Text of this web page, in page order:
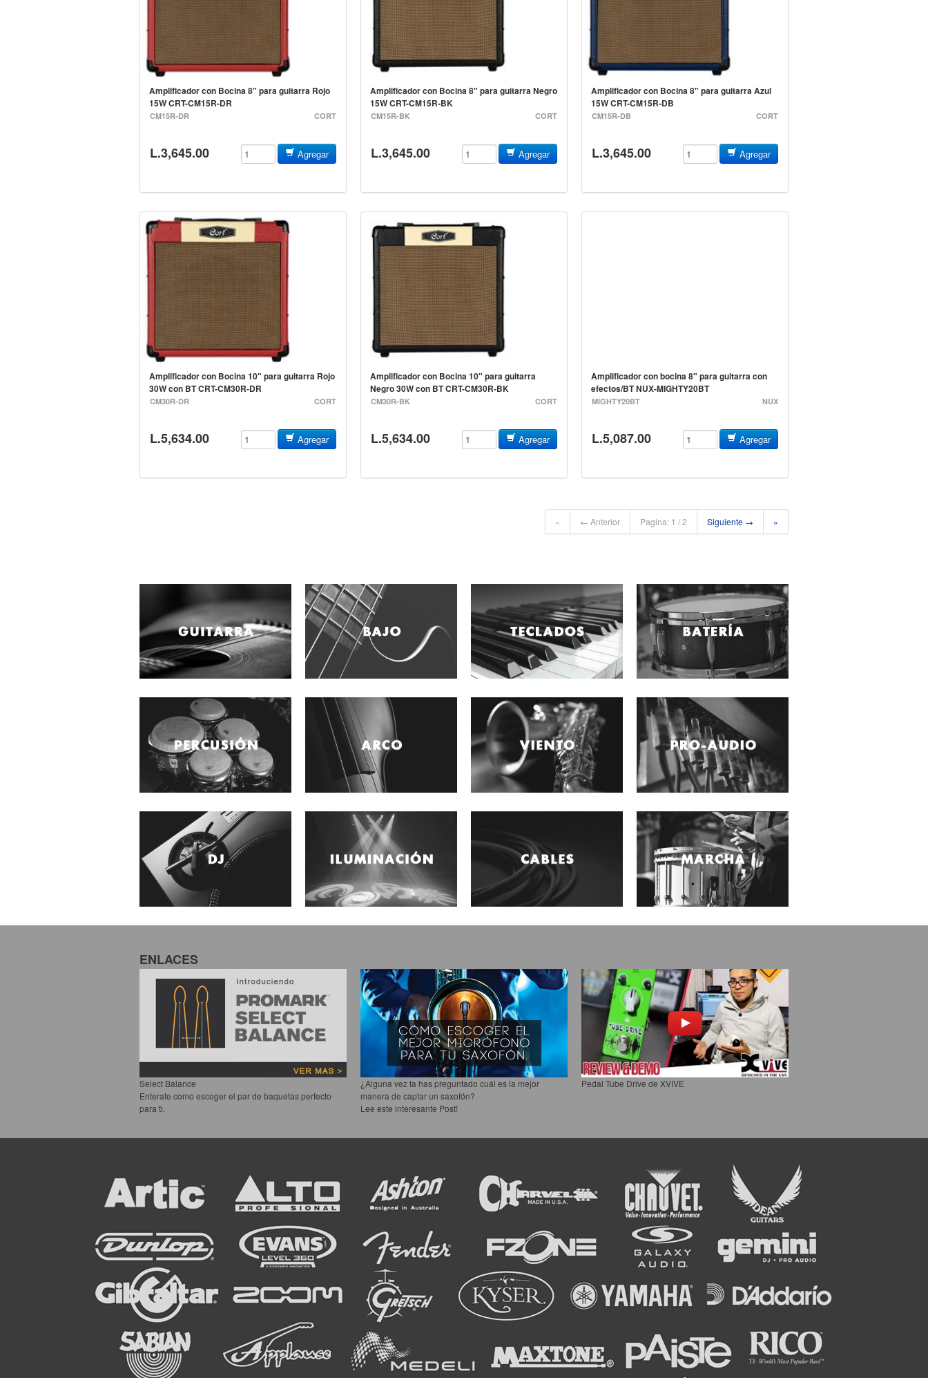
Amplificador con Bocina 8" para guitarra Rojo
15W CRT-CM15R-DR
CM15R-DR CORT
L.3,645.00 Agregar
Amplificador con Bocina 8" para guitarra Negro
15W CRT-CM15R-BK
CM15R-BK CORT
L.3,645.00 Agregar
Amplificador con Bocina 8" para guitarra Azul
15W CRT-CM15R-DB
CM15R-DB CORT
L.3,645.00 Agregar
Amplificador con Bocina 10" para guitarra Rojo
30W con BT CRT-CM30R-DR
CM30R-DR CORT
L.5,634.00 Agregar
Amplificador con Bocina 10" para guitarra
Negro 30W con BT CRT-CM30R-BK
CM30R-BK CORT
L.5,634.00 Agregar
Amplificador con bocina 8" para guitarra con
efectos/BT NUX-MIGHTY20BT
MIGHTY20BT NUX
L.5,087.00 Agregar
« ← Anterior Pagina: 1 / 2 Siguiente → »
ENLACES
Select Balance
Enterate como escoger el par de baquetas perfecto
para ti.
¿Alguna vez ta has preguntado cuál es la mejor
manera de captar un saxofón?
Lee este interesante Post!
Pedal Tube Drive de XVIVE